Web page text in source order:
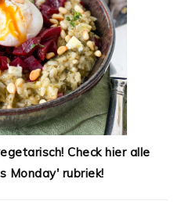
Check hier alle
Monday' rubriek!